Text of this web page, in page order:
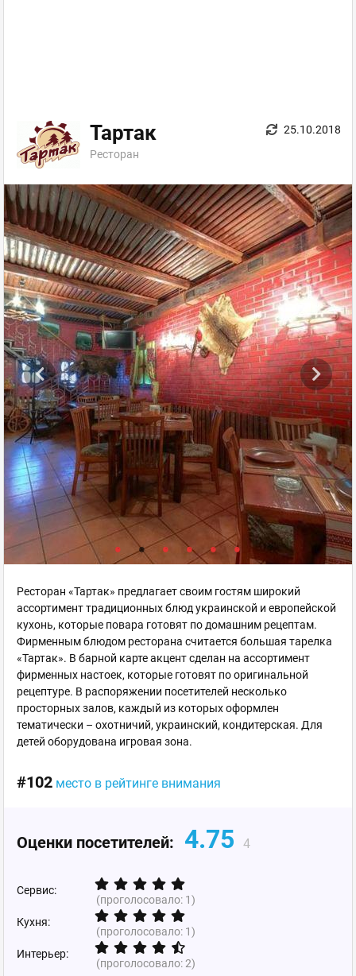
Тартак
Ресторан
25.10.2018
Ресторан «Тартак» предлагает своим гостям широкий
ассортимент традиционных блюд украинской и европейской
кухонь, которые повара готовят по домашним рецептам.
Фирменным блюдом ресторана считается большая тарелка
«Тартак». В барной карте акцент сделан на ассортимент
фирменных настоек, которые готовят по оригинальной
рецептуре. В распоряжении посетителей несколько
просторных залов, каждый из которых оформлен
тематически – охотничий, украинский, кондитерская. Для
детей оборудована игровая зона.
#102 место в рейтинге внимания
Оценки посетителей: 4.75 4
Сервис:
(проголосовало: 1)
Кухня:
(проголосовало: 1)
Интерьер:
(проголосовало:2)